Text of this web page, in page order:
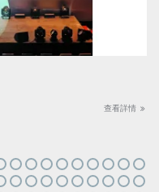
查看詳情